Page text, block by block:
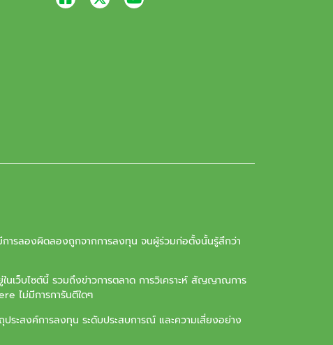
ารลองผิดลองถูกจากการลงทุน จนผู้ร่วมก่อตั้งนั้นรู้สึกว่า
เว็บไซต์นี้ รวมถึงข่าวการตลาด การวิเคราะห์ สัญญาณการ
ไม่มีการการันตีใดๆ
ระสงค์การลงทุน ระดับประสบการณ์ และความเสี่ยงอย่าง